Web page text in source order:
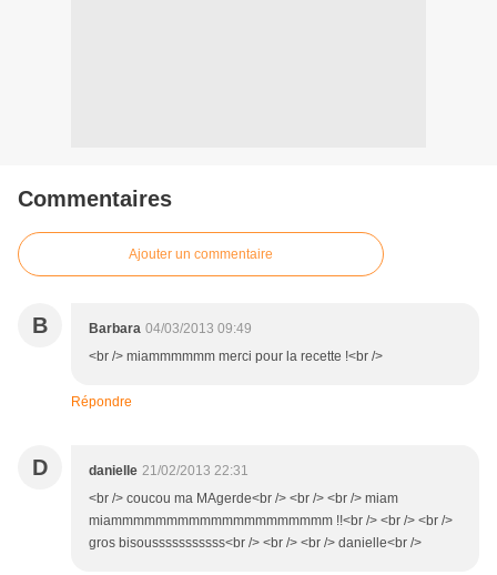
Commentaires
Ajouter un commentaire
B Barbara 04/03/2013 09:49
<br /> miammmmmm merci pour la recette !<br />
Répondre
D danielle 21/02/2013 22:31
<br /> coucou ma MAgerde<br /> <br /> <br /> miam
miammmmmmmmmmmmmmmmmmmm !!<br /> <br /> <br />
gros bisousssssssssss<br /> <br /> <br /> danielle<br />